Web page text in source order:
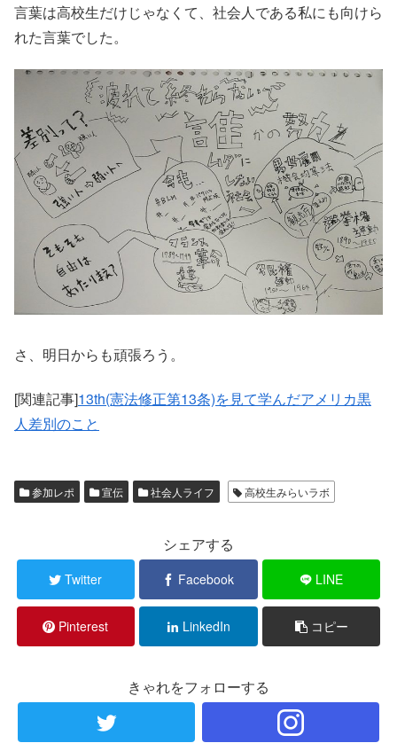
言葉は高校生だけじゃなくて、社会人である私にも向けら
れた言葉でした。
さ、明日からも頑張ろう。
[関連記事]13th(憲法修正第13条)を見て学んだアメリカ黒
人差別のこと
参加レポ 宣伝 社会人ライフ 高校生みらいラボ
シェアする
Twitter Facebook LINE
Pinterest LinkedIn コピー
きゃれをフォローする